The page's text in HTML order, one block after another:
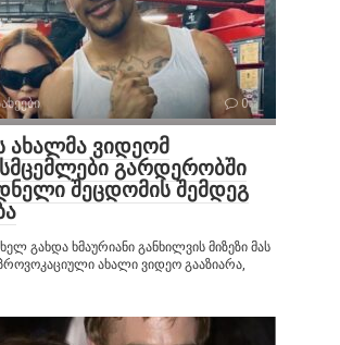
0
ახალმა ვიდეომ
გარდერობში
შეცდომის შემდეგ
გახდა ხმაურიანი განხილვის მიზეზი მას
ახალი ვიდეო გააზიარა,